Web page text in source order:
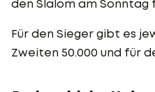
den Slalom am Sonntag
Für den Sieger gibt es
Zweiten 50.000 und für